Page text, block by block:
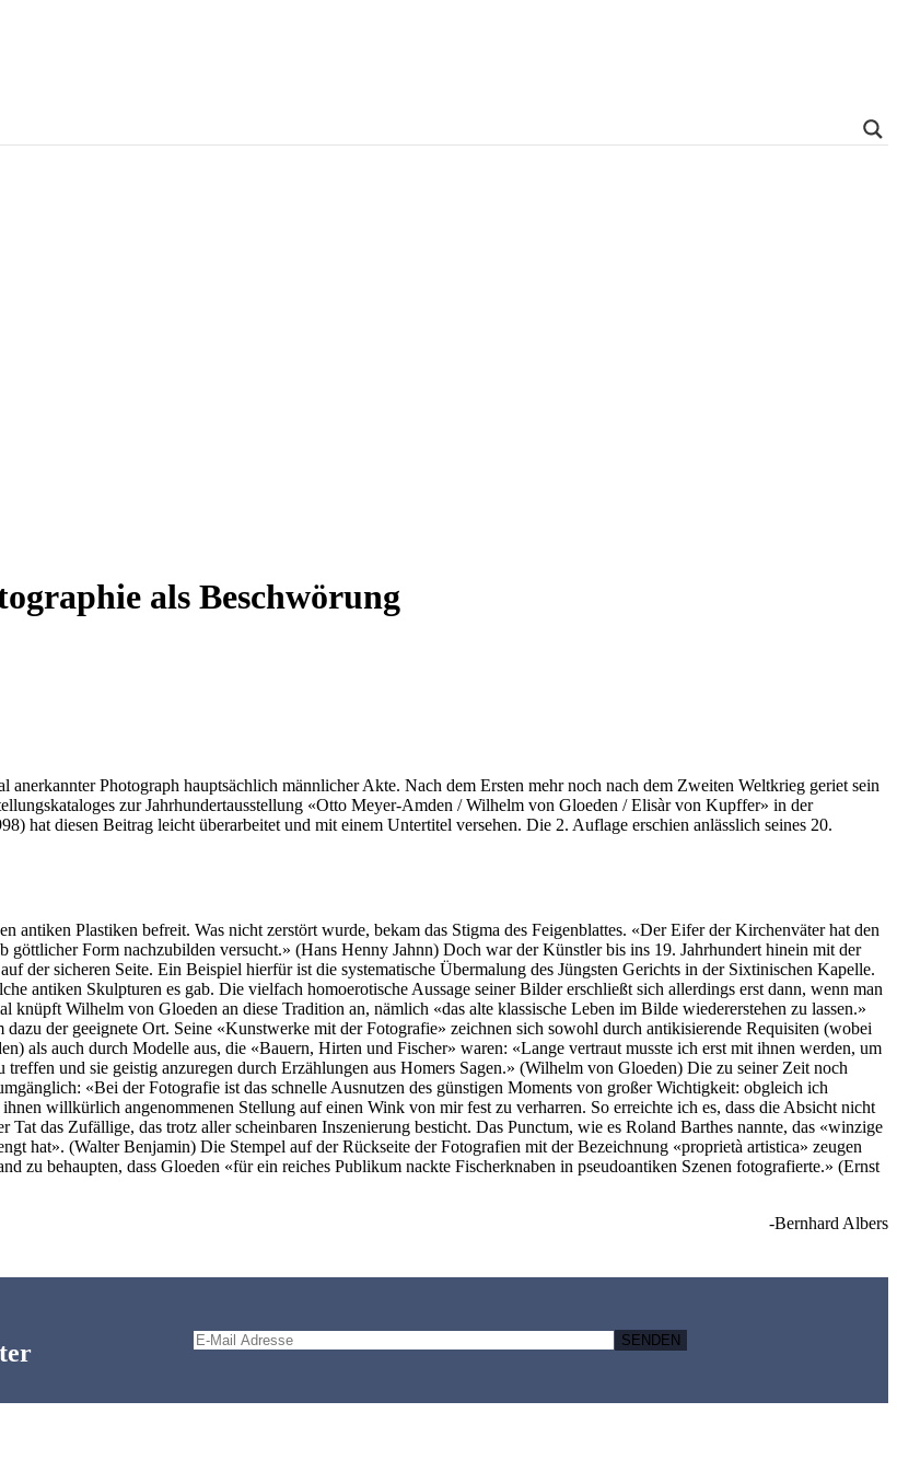
als Beschwörung
Photograph hauptsächlich männlicher Akte. Nach dem Ersten mehr noch nach dem Zweiten Weltkrieg geriet sein
zur Jahrhundertausstellung «Otto Meyer-Amden / Wilhelm von Gloeden / Elisàr von Kupffer» in der
hat diesen Beitrag leicht überarbeitet und mit einem Untertitel versehen. Die 2. Auflage erschien anlässlich seines 20.
Plastiken befreit. Was nicht zerstört wurde, bekam das Stigma des Feigenblattes. «Der Eifer der Kirchenväter hat den
Form nachzubilden versucht.» (Hans Henny Jahnn) Doch war der Künstler bis ins 19. Jahrhundert hinein mit der
der sicheren Seite. Ein Beispiel hierfür ist die systematische Übermalung des Jüngsten Gerichts in der Sixtinischen Kapelle.
antiken Skulpturen es gab. Die vielfach homoerotische Aussage seiner Bilder erschließt sich allerdings erst dann, wenn man
knüpft Wilhelm von Gloeden an diese Tradition an, nämlich «das alte klassische Leben im Bilde wiedererstehen zu lassen.»
der geeignete Ort. Seine «Kunstwerke mit der Fotografie» zeichnen sich sowohl durch antikisierende Requisiten (wobei
als auch durch Modelle aus, die «Bauern, Hirten und Fischer» waren: «Lange vertraut musste ich erst mit ihnen werden, um
und sie geistig anzuregen durch Erzählungen aus Homers Sagen.» (Wilhelm von Gloeden) Die zu seiner Zeit noch
«Bei der Fotografie ist das schnelle Ausnutzen des günstigen Moments von großer Wichtigkeit: obgleich ich
willkürlich angenommenen Stellung auf einen Wink von mir fest zu verharren. So erreichte ich es, dass die Absicht nicht
das Zufällige, das trotz aller scheinbaren Inszenierung besticht. Das Punctum, wie es Roland Barthes nannte, das «winzige
hat». (Walter Benjamin) Die Stempel auf der Rückseite der Fotografien mit der Bezeichnung «proprietà artistica» zeugen
zu behaupten, dass Gloeden «für ein reiches Publikum nackte Fischerknaben in pseudoantiken Szenen fotografierte.» (Ernst
-Bernhard Albers